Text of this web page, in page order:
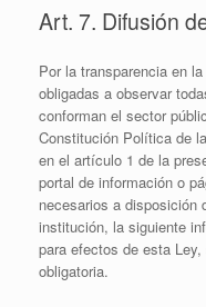
Art. 7. Difusión
Por la transparencia en
obligadas a observar
conforman el sector
Constitución Política de
en el artículo 1 de la
portal de información o
necesarios a disposición
institución, la siguiente
para efectos de esta
obligatoria.